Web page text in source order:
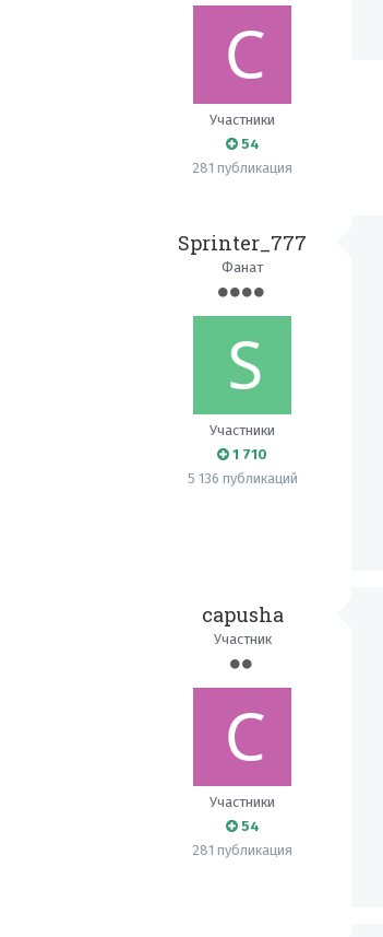
Участники
54
281 публикация
Sprinter_777
Фанат
Участники
1 710
5 136 публикаций
capusha
Участник
Участники
54
281 публикация